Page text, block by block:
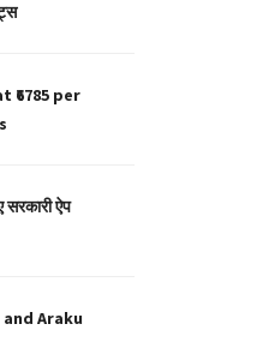
₹6785 per
ऐप
Araku